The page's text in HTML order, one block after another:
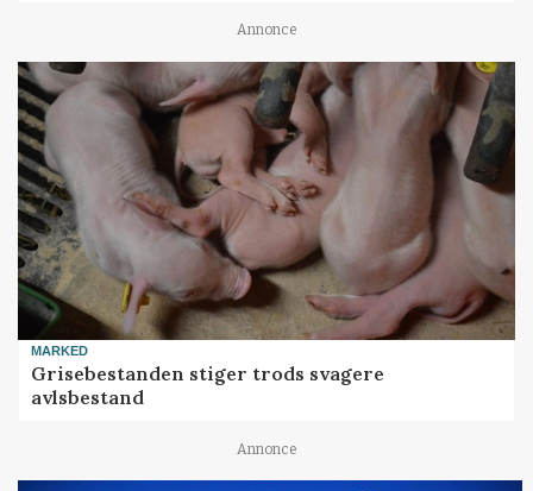
Annonce
MARKED
Grisebestanden stiger trods svagere
avlsbestand
Annonce